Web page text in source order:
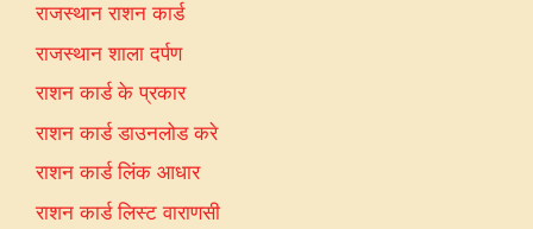
राजस्थान राशन कार्ड
राजस्थान शाला दर्पण
राशन कार्ड के प्रकार
राशन कार्ड डाउनलोड करे
राशन कार्ड लिंक आधार
राशन कार्ड लिस्ट वाराणसी